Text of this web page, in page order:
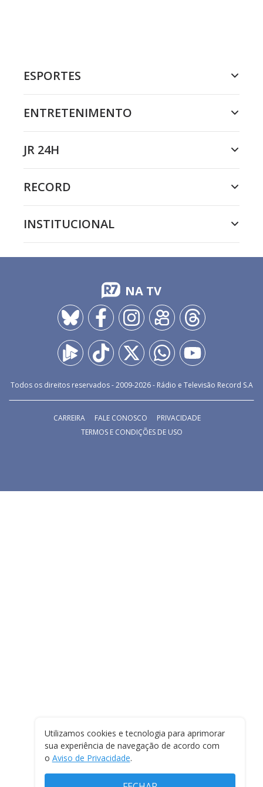
ESPORTES
ENTRETENIMENTO
JR 24H
RECORD
INSTITUCIONAL
NA TV
Todos os direitos reservados - 2009-2026- Rádio e Televisão Record S.A
CARREIRA FALE CONOSCO
PRIVACIDADE
TERMOS E CONDIÇÕES DE USO
Utilizamos cookies e tecnologia para aprimorar
sua experiência de navegação de acordo com
o Aviso de Privacidade.